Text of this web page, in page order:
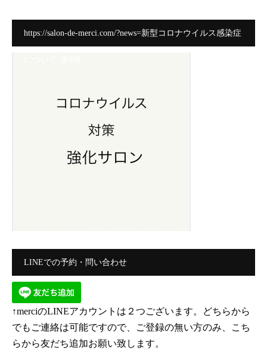
https://salon-de-merci.com/?news=新型コロナウイルス感染症
LINEでの予約・問い合わせ
↑merciのLINEアカウントは２つございます。どちらから
でもご連絡は可能ですので、ご登録の無い方のみ、こち
らから友だち追加お願い致します。